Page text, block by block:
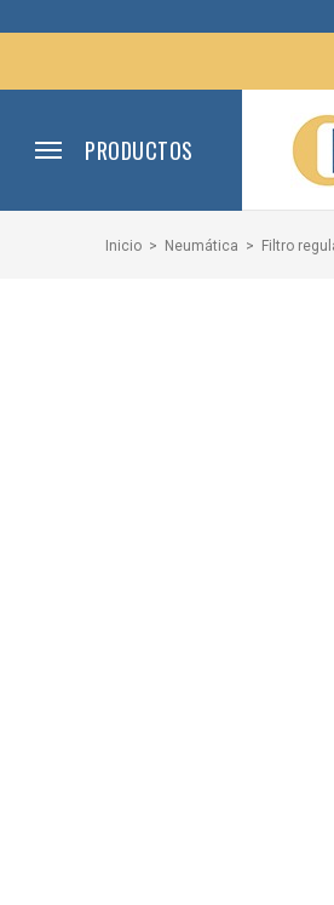
PRODUCTOS
Inicio Neumática Filtro